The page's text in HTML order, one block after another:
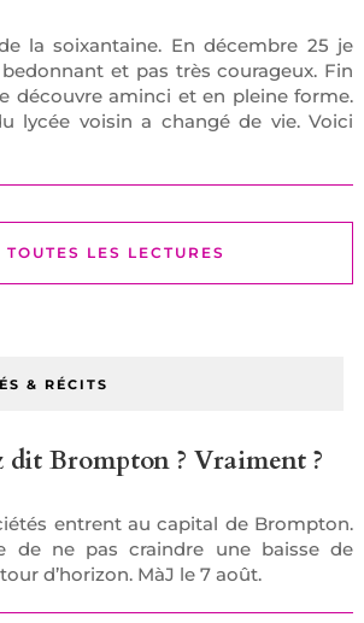
la soixantaine. En décembre 25 je
bedonnant et pas très courageux. Fin
découvre aminci et en pleine forme.
lycée voisin a changé de vie. Voici
TOUTES LES LECTURES
& RÉCITS
dit Brompton ? Vraiment ?
entrent au capital de Brompton.
de ne pas craindre une baisse de
d’horizon. MàJ le 7 août.